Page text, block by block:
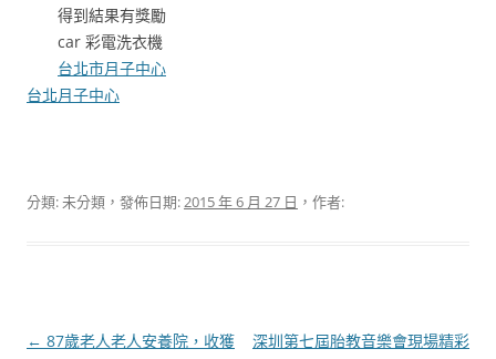
得到結果有獎勵
car 彩電洗衣機
台北市月子中心
台北月子中心
分類: 未分類，發佈日期:2015 年 6 月 27 日 ，作者:
文
← 87歲老人老人安養院，收獲
深圳第七屆胎教音樂會現場精彩